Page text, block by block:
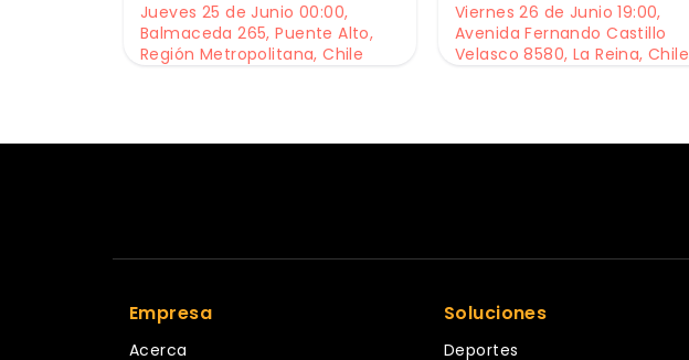
Jueves 25 de Junio 00:00,
Balmaceda 265, Puente Alto,
Región Metropolitana, Chile
Viernes 26 de Junio 19:00,
Avenida Fernando Castillo
Velasco 8580, La Reina, Chile
Empresa
Acerca
Soluciones
Deportes